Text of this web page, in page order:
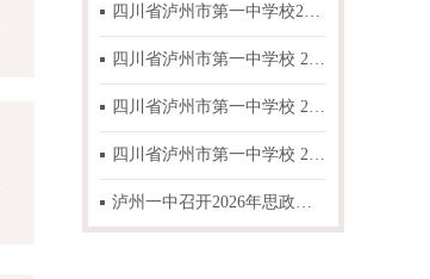
四川省泸州市第一中学校2026年零星搬运人工采购项目比选结果公告
四川省泸州市第一中学校 2026年零星搬运人工采购项目邀标函
四川省泸州市第一中学校 2026年“朝阳工程”项目拟推荐学生名单公示
四川省泸州市第一中学校 2026年度办公耗材采购项目比选结果公告
泸州一中召开2026年思政工作专题研讨会